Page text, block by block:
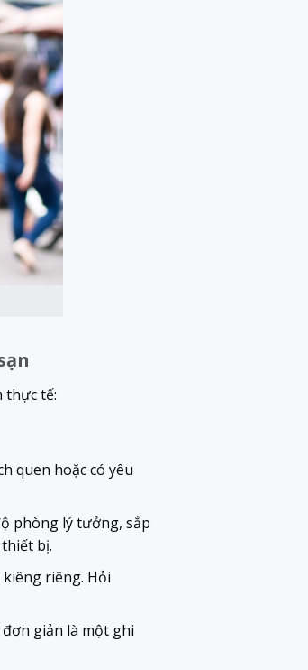
thực tế:
quen hoặc có yêu
phòng lý tưởng, sắp
bị.
riêng. Hỏi
giản là một ghi